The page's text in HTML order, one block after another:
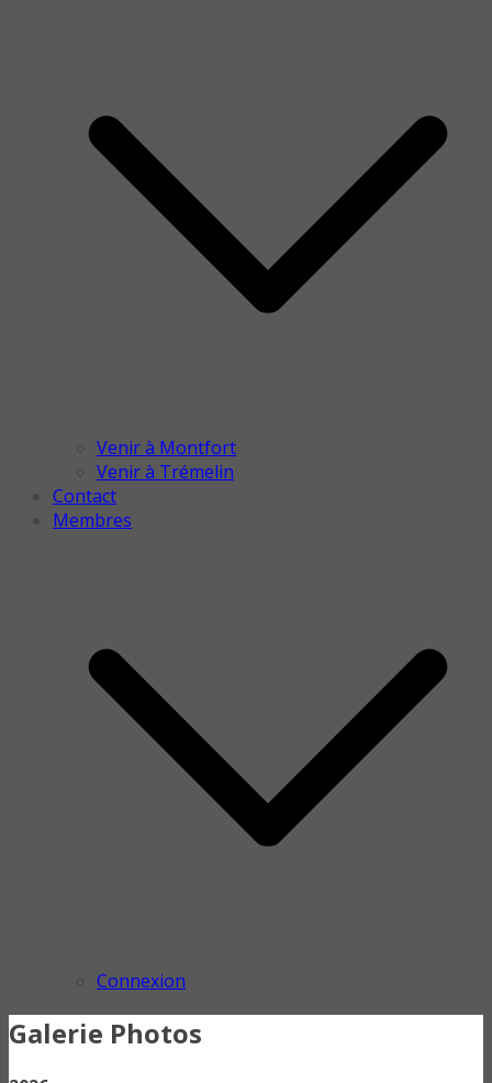
Venir à Montfort
Venir à Trémelin
Contact
Membres
Connexion
Galerie Photos